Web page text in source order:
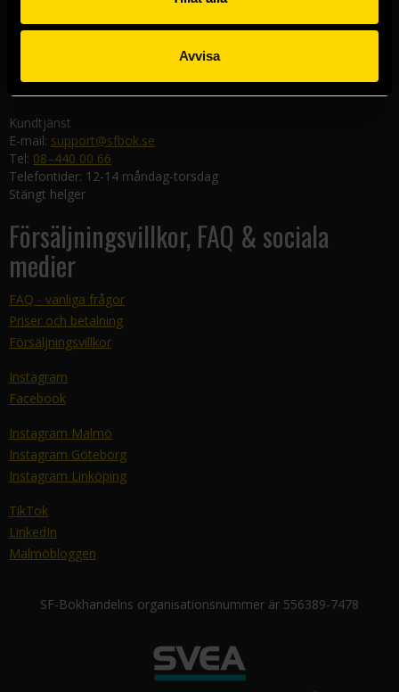
Avvisa
582 19 Linköping
Kundtjänst
E-mail: support@sfbok.se
Tel: 08–440 00 66
Telefontider: 12-14 måndag-torsdag
Stängt helger
Försäljningsvillkor, FAQ & sociala
medier
FAQ - vanliga frågor
Priser och betalning
Försäljningsvillkor
Instagram
Facebook
Instagram Malmö
Instagram Göteborg
Instagram Linköping
TikTok
LinkedIn
Malmöbloggen
SF-Bokhandelns organisationsnummer är 556389-7478